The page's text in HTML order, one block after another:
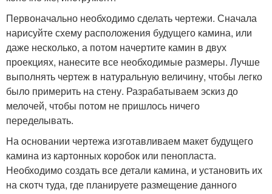
Первоначально необходимо сделать чертежи. Сначала
нарисуйте схему расположения будущего камина, или
даже несколько, а потом начертите камин в двух
проекциях, нанесите все необходимые размеры. Лучше
выполнять чертеж в натуральную величину, чтобы легко
было примерить на стену. Разрабатываем эскиз до
мелочей, чтобы потом не пришлось ничего
переделывать.
На основании чертежа изготавливаем макет будущего
камина из картонных коробок или пенопласта.
Необходимо создать все детали камина, и установить их
на скотч туда, где планируете размещение данного